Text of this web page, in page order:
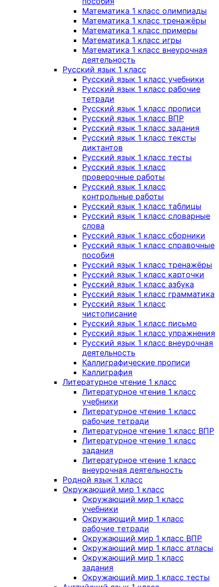
Математика 1 класс олимпиады
Математика 1 класс тренажёры
Математика 1 класс примеры
Математика 1 класс игры
Математика 1 класс внеурочная
деятельность
Русский язык 1 класс
Русский язык 1 класс учебники
Русский язык 1 класс рабочие
тетради
Русский язык 1 класс прописи
Русский язык 1 класс ВПР
Русский язык 1 класс задания
Русский язык 1 класс тексты
диктантов
Русский язык 1 класс тесты
Русский язык 1 класс
проверочные работы
Русский язык 1 класс
контрольные работы
Русский язык 1 класс таблицы
Русский язык 1 класс словарные
слова
Русский язык 1 класс сборники
Русский язык 1 класс справочные
пособия
Русский язык 1 класс тренажёры
Русский язык 1 класс карточки
Русский язык 1 класс азбука
Русский язык 1 класс грамматика
Русский язык 1 класс
чистописание
Русский язык 1 класс письмо
Русский язык 1 класс упражнения
Русский язык 1 класс внеурочная
деятельность
Каллиграфические прописи
Каллиграфия
Литературное чтение 1 класс
Литературное чтение 1 класс
учебники
Литературное чтение 1 класс
рабочие тетради
Литературное чтение 1 класс ВПР
Литературное чтение 1 класс
задания
Литературное чтение 1 класс
внеурочная деятельность
Родной язык 1 класс
Окружающий мир 1 класс
Окружающий мир 1 класс
учебники
Окружающий мир 1 класс
рабочие тетради
Окружающий мир 1 класс ВПР
Окружающий мир 1 класс атласы
Окружающий мир 1 класс
задания
Окружающий мир 1 класс тесты